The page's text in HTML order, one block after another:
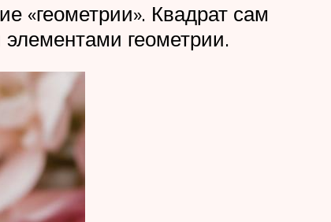
«геометрии». Квадрат сам
геометрии.